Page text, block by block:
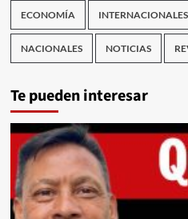
ECONOMÍA INTERNACIONALES
NACIONALES NOTICIAS
Te pueden interesar